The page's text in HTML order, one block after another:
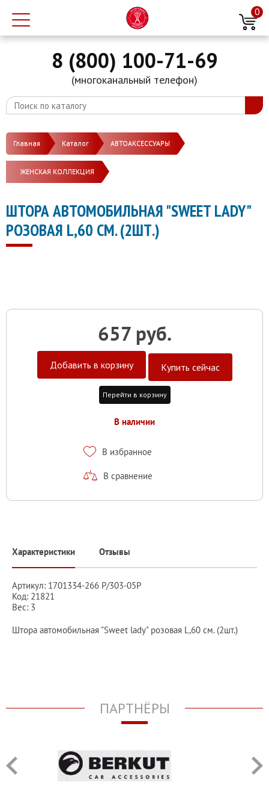
0
8 (800) 100-71-69
(многоканальный телефон)
Главная Каталог АВТОАКСЕССУАРЫ
ЖЕНСКАЯ КОЛЛЕКЦИЯ
ШТОРА АВТОМОБИЛЬНАЯ "SWEET LADY"
РОЗОВАЯ L,60 СМ. (2ШТ.)
657 руб.
Добавить в корзину Купить сейчас
Перейти в корзину
В наличии
В избранное
В сравнение
Характеристики Отзывы
Артикул: 1701334-266 P/303-05P
Код: 21821
Вес: 3
Штора автомобильная "Sweet lady" розовая L,60 см. (2шт.)
ПАРТНЁРЫ